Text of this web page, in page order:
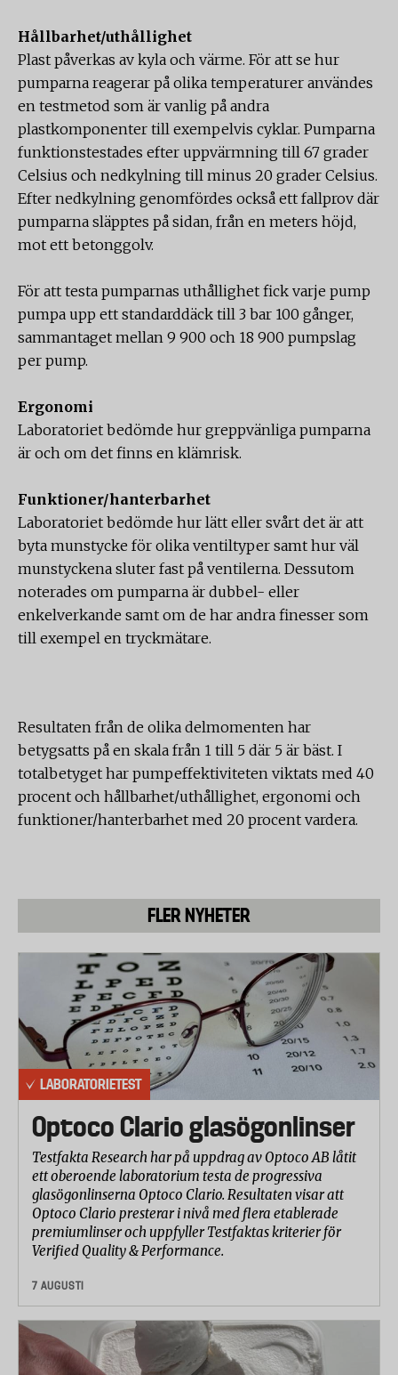
Hållbarhet/uthållighet
Plast påverkas av kyla och värme. För att se hur
pumparna reagerar på olika temperaturer användes
en testmetod som är vanlig på andra
plastkomponenter till exempelvis cyklar. Pumparna
funktionstestades efter uppvärmning till 67 grader
Celsius och nedkylning till minus 20 grader Celsius.
Efter nedkylning genomfördes också ett fallprov där
pumparna släpptes på sidan, från en meters höjd,
mot ett betonggolv.
För att testa pumparnas uthållighet fick varje pump
pumpa upp ett standarddäck till 3 bar 100 gånger,
sammantaget mellan 9 900 och 18 900 pumpslag
per pump.
Ergonomi
Laboratoriet bedömde hur greppvänliga pumparna
är och om det finns en klämrisk.
Funktioner/hanterbarhet
Laboratoriet bedömde hur lätt eller svårt det är att
byta munstycke för olika ventiltyper samt hur väl
munstyckena sluter fast på ventilerna. Dessutom
noterades om pumparna är dubbel- eller
enkelverkande samt om de har andra finesser som
till exempel en tryckmätare.
Resultaten från de olika delmomenten har
betygsatts på en skala från 1 till 5 där 5 är bäst. I
totalbetyget har pumpeffektiviteten viktats med 40
procent och hållbarhet/uthållighet, ergonomi och
funktioner/hanterbarhet med 20 procent vardera.
FLER NYHETER
LABORATORIETEST
Optoco Clario glasögonlinser
Testfakta Research har på uppdrag av Optoco AB låtit
ett oberoende laboratorium testa de progressiva
glasögonlinserna Optoco Clario. Resultaten visar att
Optoco Clario presterar i nivå med flera etablerade
premiumlinser och uppfyller Testfaktas kriterier för
Verified Quality & Performance.
7 AUGUSTI